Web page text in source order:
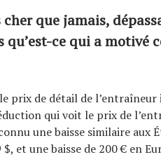
que jamais,
ce qui a motivé
prix de détail de
qui voit le prix de
une baisse similaire aux
et une baisse de 200 € en